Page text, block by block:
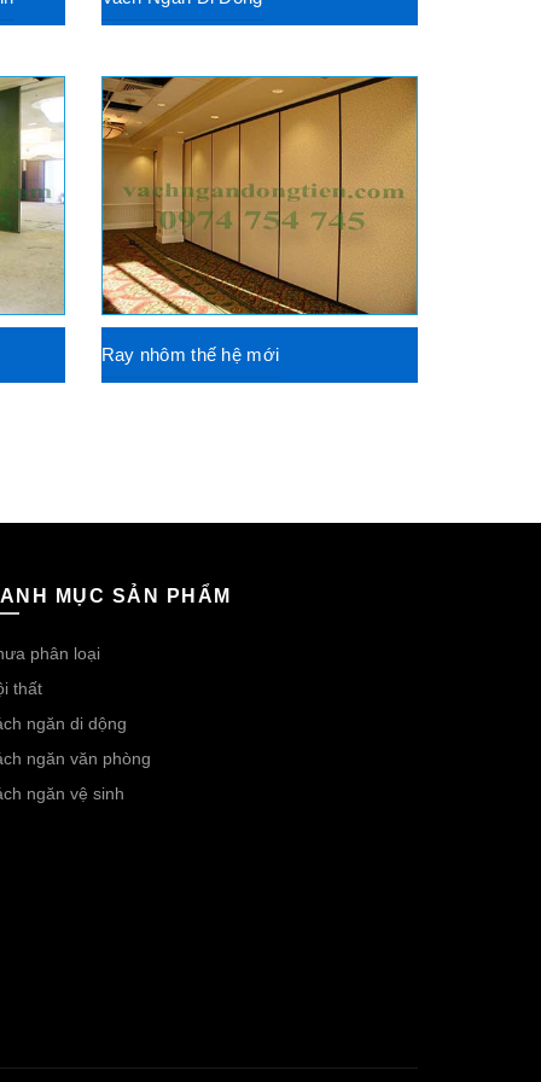
Ray nhôm thế hệ mới
MỤC SẢN PHẨM
phân loại
thất
ngăn di dộng
ngăn văn phòng
ngăn vệ sinh